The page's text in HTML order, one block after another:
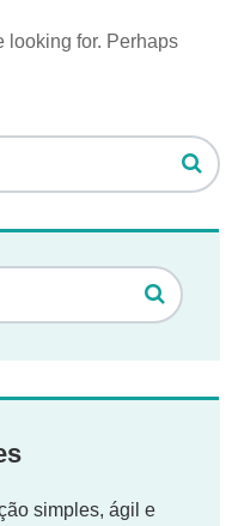
looking for. Perhaps
simples, ágil e